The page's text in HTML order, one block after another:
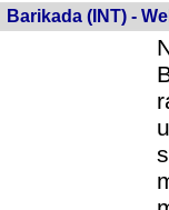
Barikada (INT) -